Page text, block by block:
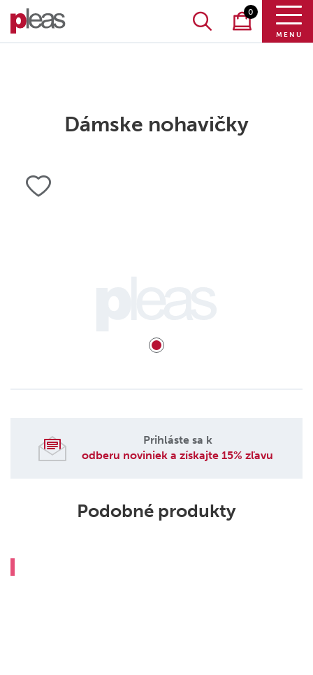
0
MENU
Dámske nohavičky
Prihláste sa k
odberu noviniek a získajte 15% zľavu
Podobné produkty